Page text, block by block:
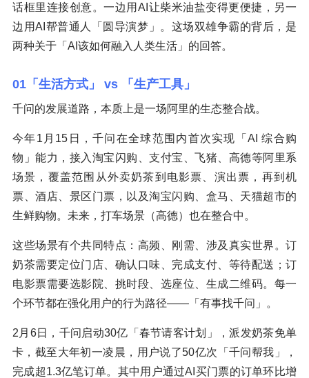
话框里连接创意。一边用AI让柴米油盐变得更便捷，另一
边用AI帮普通人「圆导演梦」。这场双雄争霸的背后，是
两种关于「AI该如何融入人类生活」的回答。
01「生活方式」 vs 「生产工具」
千问的发展道路，本质上是一场阿里的生态整合战。
今年1月15日，千问在全球范围内首次实现「AI 综合购
物」能力，接入淘宝闪购、支付宝、飞猪、高德等阿里系
场景，覆盖范围从外卖奶茶到电影票、演出票，再到机
票、酒店、景区门票，以及淘宝闪购、盒马、天猫超市的
生鲜购物。未来，打车场景（高德）也在整合中。
这些场景有个共同特点：高频、刚需、涉及真实世界。订
奶茶需要定位门店、确认口味、完成支付、等待配送；订
电影票需要选影院、挑时段、选座位、生成二维码。每一
个环节都在强化用户的行为路径——「有事找千问」。
2月6日，千问启动30亿「春节请客计划」，派发奶茶免单
卡，截至大年初一凌晨，用户说了50亿次「千问帮我」，
完成超1.3亿笔订单。其中用户通过AI买门票的订单环比增